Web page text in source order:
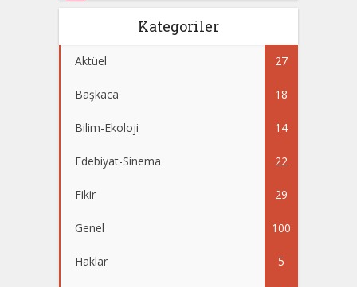
Kategoriler
Aktüel 27
Başkaca 18
Bilim-Ekoloji 14
Edebiyat-Sinema 22
Fikir 29
Genel 100
Haklar 5